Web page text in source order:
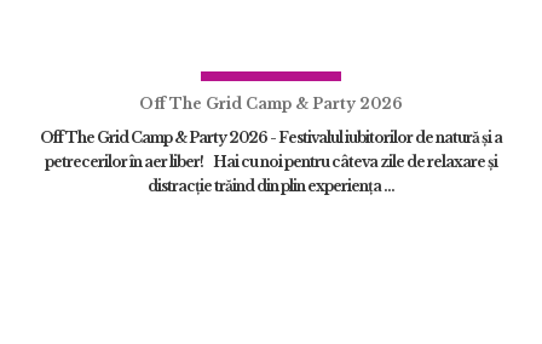
Off The Grid Camp & Party 2026
Off The Grid Camp & Party 2026 - Festivalul iubitorilor de natură și a
petrecerilor în aer liber! Hai cu noi pentru câteva zile de relaxare și
distracție trăind din plin experiența ...